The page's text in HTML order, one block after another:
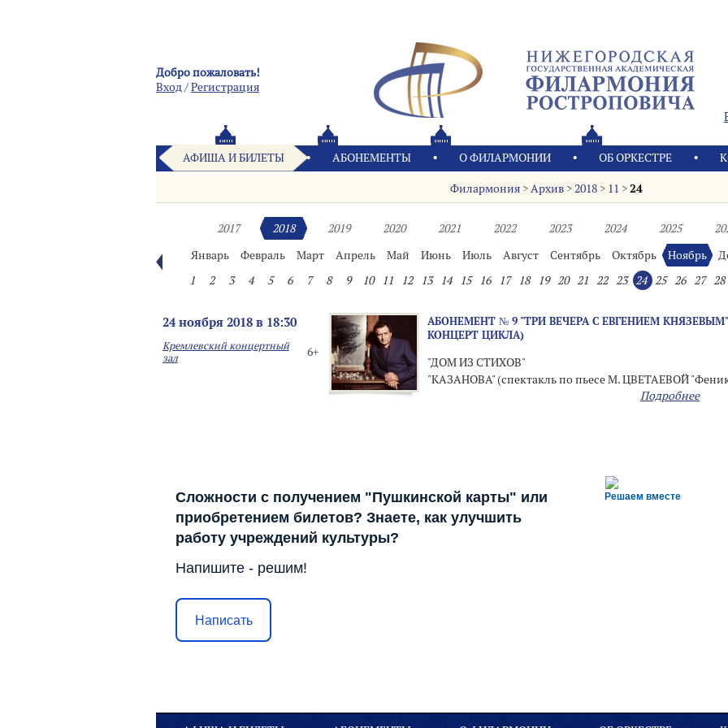
Добро пожаловать!
Вход/Pегистрация
АФИША И БИЛЕТЫ АБОНЕМЕНТЫ О ФИЛАРМОНИИ OБ ОРКЕСТРЕ
Филармония>Архив>2018> 11 >24
2017 2018 2019 2020 2021 2022 2023 2024 2025
Январь
Февраль Март Апрель Май Июнь Июль Август Сентябрь Октябрь Ноябрь
1
2 3 4 5 6 7 8 9 10 11 12 13 14 15 16 17 18 19 20 21 22 23 24 25 26 27 28
24 ноября 2018 в 18:30
6+
Кремлевский концертный
зал
АБОНЕМЕНТ № 9 "ТРИ ВЕЧЕРА С ЕВГЕНИЕМ
КОНЦЕРТ ЦИКЛА)
"ДОМ ИЗ СТИХОВ"
"КАЗАНОВА" (спектакль по пьесе М. ЦВЕТАЕВОЙ
Подробнее
Решаем вместе
Сложности с получением "Пушкинской карты" или
приобретением билетов? Знаете, как улучшить
работу учреждений культуры?
Напишите - решим!
Написать